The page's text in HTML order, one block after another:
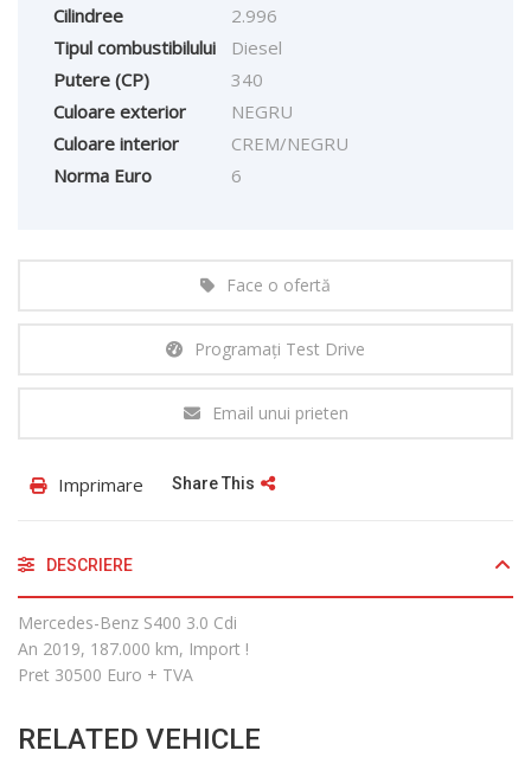
Cilindree
2.996
Tipul combustibilului
Diesel
Putere (CP)
340
Culoare exterior
NEGRU
Culoare interior
CREM/NEGRU
Norma Euro
6
Face o ofertă
Programați Test Drive
Email unui prieten
Imprimare Share This
DESCRIERE
Mercedes-Benz S400 3.0 Cdi
An 2019, 187.000 km, Import !
Pret 30500 Euro + TVA
RELATED VEHICLE